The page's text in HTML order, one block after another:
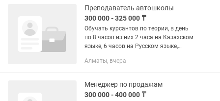
Преподаватель автошколы
300 000 - 325 000 ₸
Обучать курсантов по теории, в день
по 8 часов из них 2 часа на Казахском
языке, 6 часов на Русском языке,
час на перерыв.
Алматы, вчера
Менеджер по продажам
300 000 - 400 000 ₸